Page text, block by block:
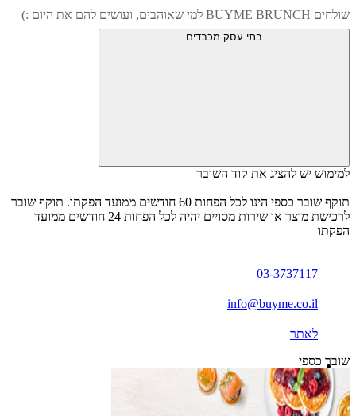
שולחים BUYME BRUNCH למי שאוהבים, ועושים להם את היום :)
בתי עסק מכבדים
למימוש יש להציג את קוד השובר
תוקף שובר כספי הינו לכל הפחות 60 חודשים ממועד הפקתו. תוקף שובר
לרכישת מוצר או שירות מסויים יהיה לכל הפחות 24 חודשים ממועד
הפקתו
03-3737117
info@buyme.co.il
לאתר
שובר כספי